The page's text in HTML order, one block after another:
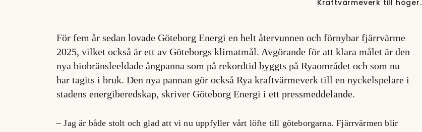
Kraftvärmeverk till höger.
För fem år sedan lovade Göteborg Energi en helt återvunnen och förnybar fjärrvärme
2025, vilket också är ett av Göteborgs klimatmål. Avgörande för att klara målet är den
nya biobränsleeldade ångpanna som på rekordtid byggts på Ryaområdet och som nu
har tagits i bruk. Den nya pannan gör också Rya kraftvärmeverk till en nyckelspelare i
stadens energiberedskap, skriver Göteborg Energi i ett pressmeddelande.
– Jag är både stolt och glad att vi nu uppfyller vårt löfte till göteborgarna. Fjärrvärmen blir